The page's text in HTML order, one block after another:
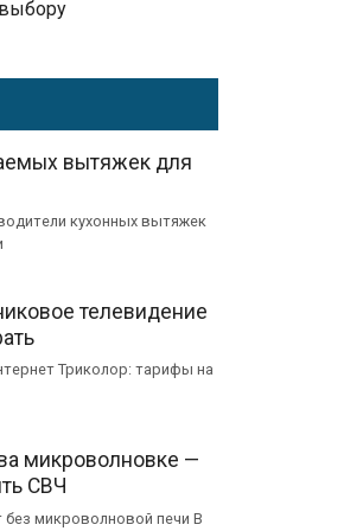
вытяжек для
кухонных вытяжек
телевидение
Триколор: тарифы на
микроволновке —
СВЧ
микроволновой печи В